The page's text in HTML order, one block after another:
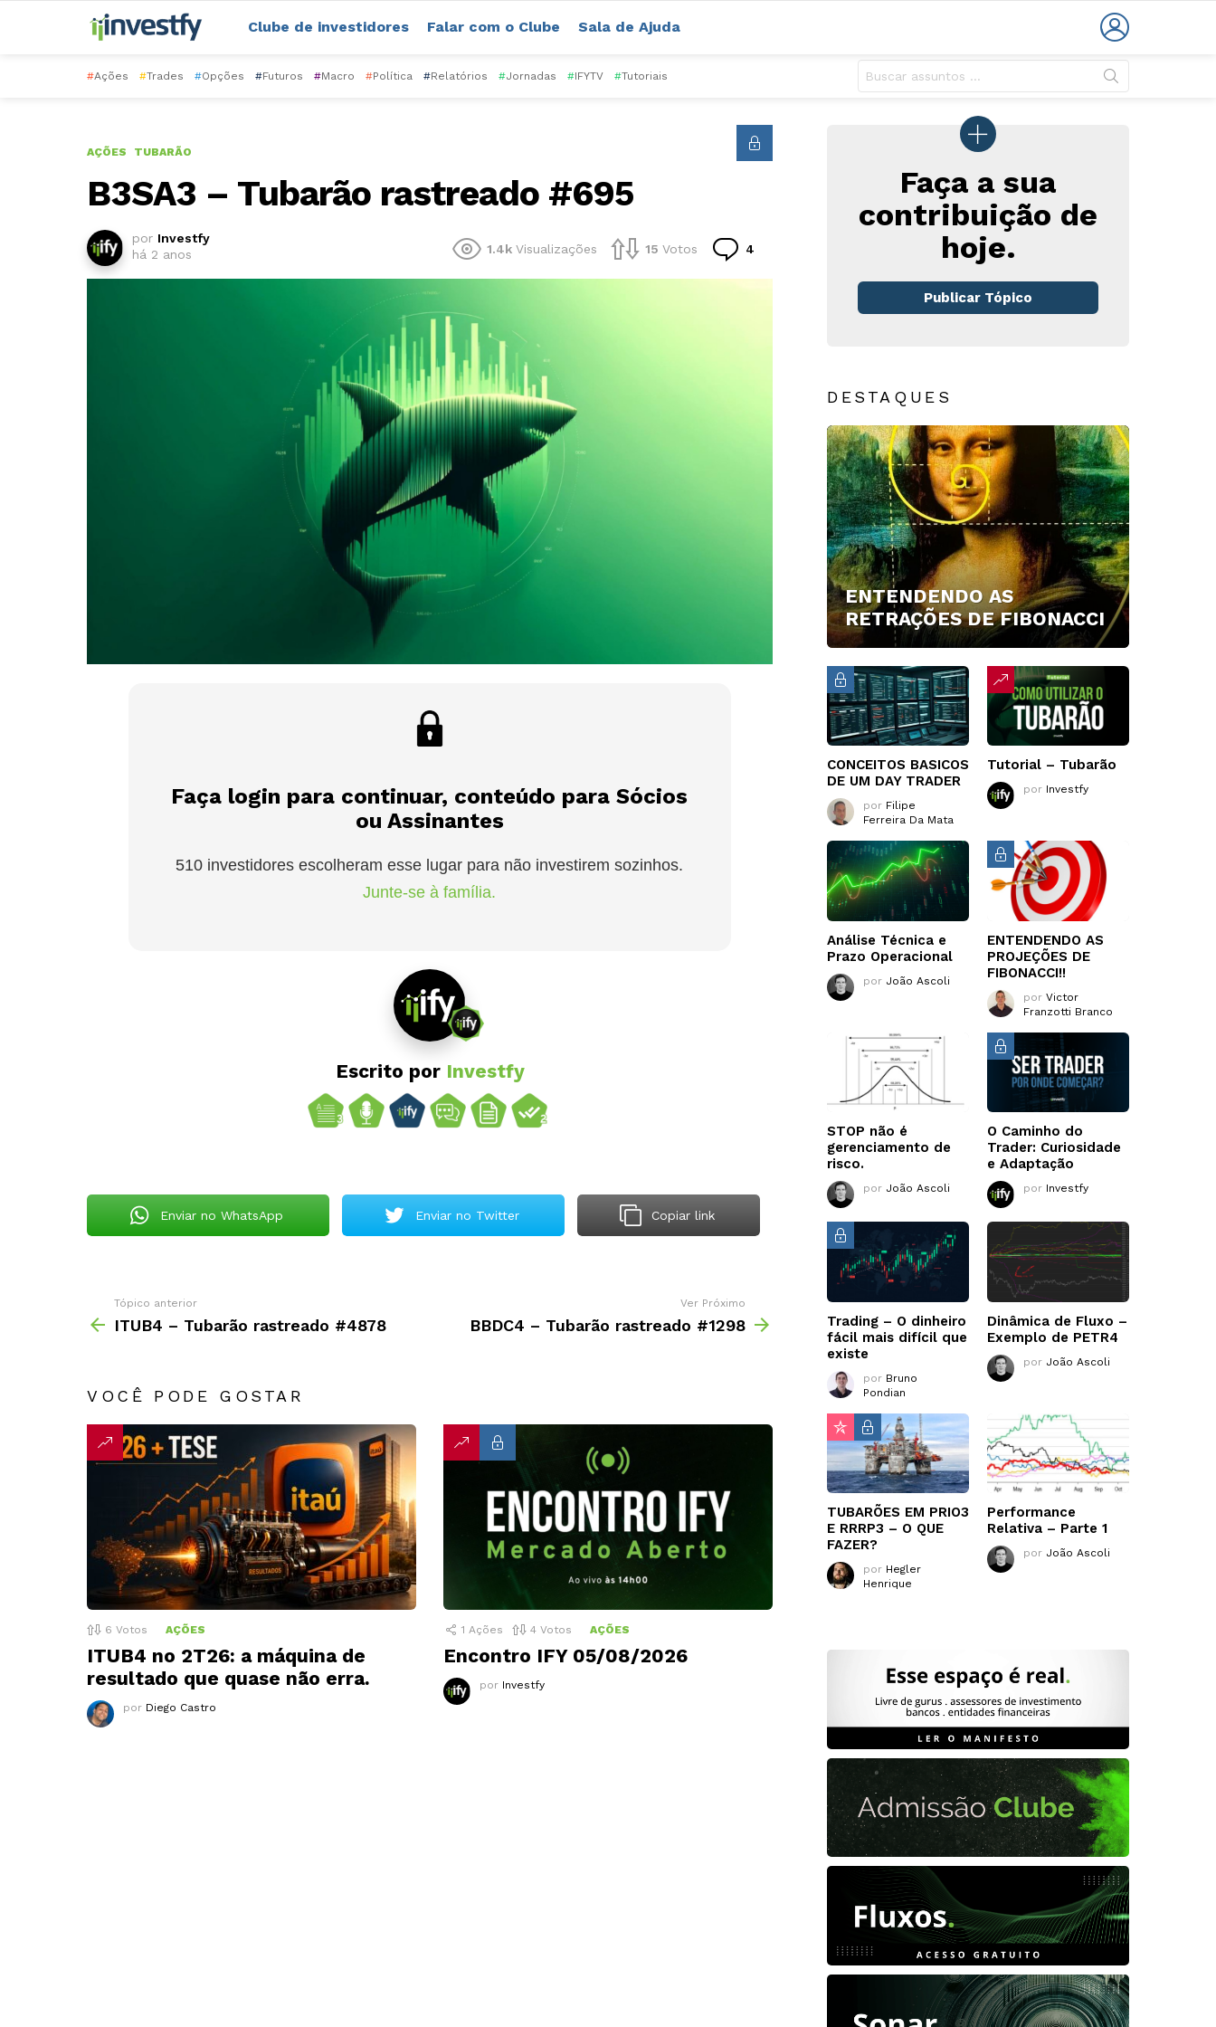
Clube de investidores Falar com o Clube Sala de Ajuda
#Ações #Trades #Opções #Futuros #Macro #Política #Relatórios #Jornadas #IFYTV #Tutoriais
AÇÕES TUBARÃO
B3SA3 – Tubarão rastreado #695
por Investfy
há 2 anos
1.4k Visualizações 15 Votos 4
Faça login para continuar, conteúdo para Sócios
ou Assinantes
510 investidores escolheram esse lugar para não investirem sozinhos.
Junte-se à família.
Escrito por Investfy
Enviar no WhatsApp Enviar no Twitter Copiar link
Tópico anterior
ITUB4 – Tubarão rastreado #4878
Ver Próximo
BBDC4 – Tubarão rastreado #1298
VOCÊ PODE GOSTAR
6 Votos AÇÕES
ITUB4 no 2T26: a máquina de
resultado que quase não erra.
por Diego Castro
1 Ações 4 Votos AÇÕES
Encontro IFY 05/08/2026
por Investfy
Faça a sua
contribuição de
hoje.
Publicar Tópico
DESTAQUES
ENTENDENDO AS
RETRAÇÕES DE FIBONACCI
CONCEITOS BASICOS
DE UM DAY TRADER
por Filipe
Ferreira Da Mata
Tutorial – Tubarão
por Investfy
Análise Técnica e
Prazo Operacional
por João Ascoli
ENTENDENDO AS
PROJEÇÕES DE
FIBONACCI!!
por Victor
Franzotti Branco
STOP não é
gerenciamento de
risco.
por João Ascoli
O Caminho do
Trader: Curiosidade
e Adaptação
por Investfy
Trading – O dinheiro
fácil mais difícil que
existe
por Bruno
Pondian
Dinâmica de Fluxo –
Exemplo de PETR4
por João Ascoli
TUBARÕES EM PRIO3
E RRRP3 – O QUE
FAZER?
por Hegler
Henrique
Performance
Relativa – Parte 1
por João Ascoli